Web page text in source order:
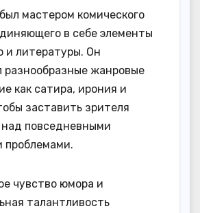
мастером комического
в себе элементы
и литературы. Он
разнообразные жанровые
как сатира, ирония и
заставить зрителя
повседневными
проблемами.
чувство юмора и
талантливость